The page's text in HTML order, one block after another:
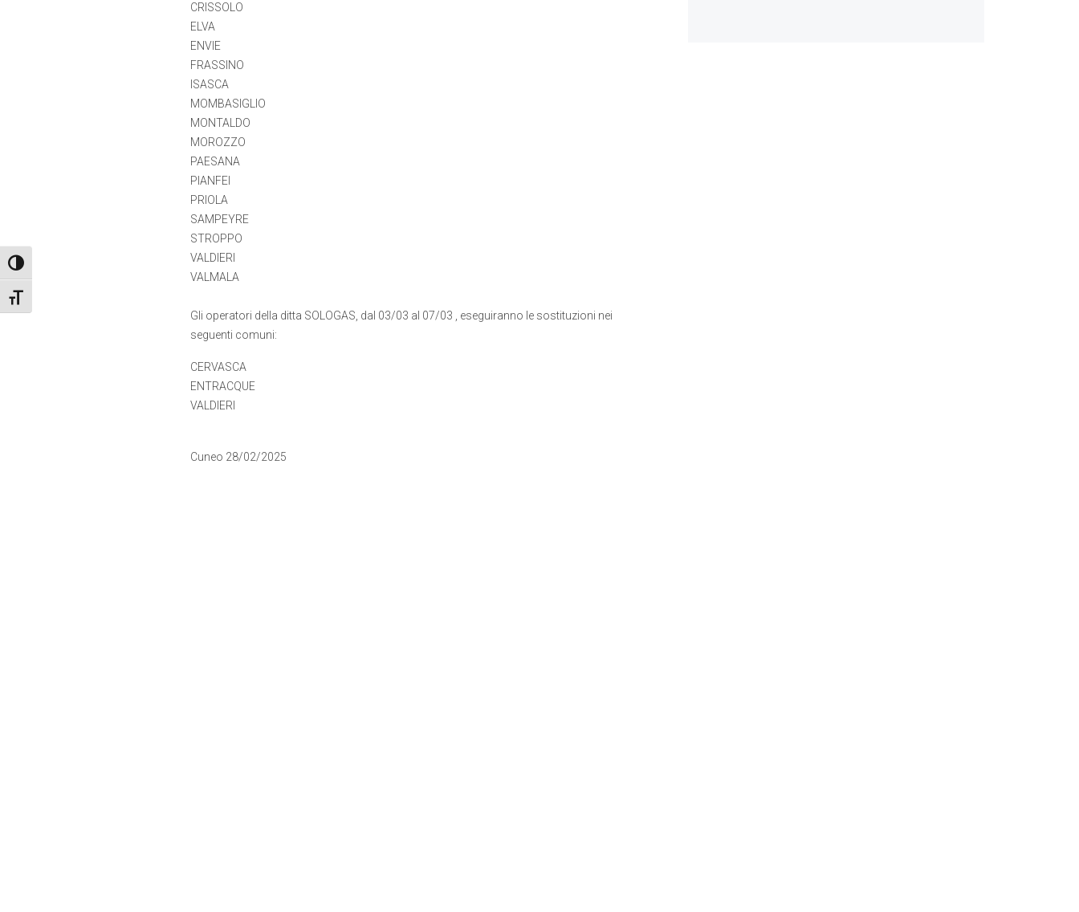
Attiva/disattiva alto contrasto
Attiva/disattiva dimensione testo
CRISSOLO
ELVA
ENVIE
FRASSINO
ISASCA
MOMBASIGLIO
MONTALDO
MOROZZO
PAESANA
PIANFEI
PRIOLA
SAMPEYRE
STROPPO
VALDIERI
VALMALA
Gli operatori della ditta SOLOGAS, dal 03/03 al 07/03 , eseguiranno le sostituzioni nei
seguenti comuni:
CERVASCA
ENTRACQUE
VALDIERI
Cuneo 28/02/2025